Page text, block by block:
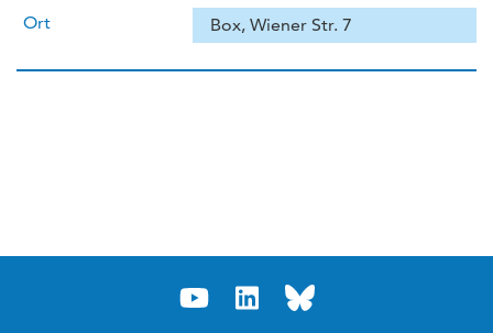
Ort
Box, Wiener Str. 7